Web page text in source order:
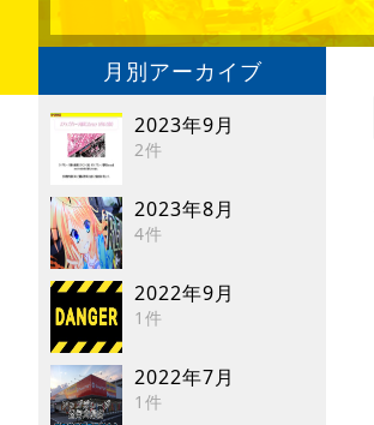
月別アーカイブ
2023年9月
2件
2023年8月
4件
2022年9月
1件
2022年7月
1件